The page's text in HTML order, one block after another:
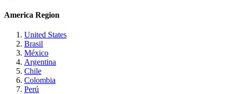
America Region
United States
Brasil
México
Argentina
Chile
Colombia
Perú